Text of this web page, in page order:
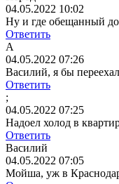
04.05.2022 10:02
Ну и где обещанный
Ответить
А
04.05.2022 07:26
Василий, я бы
Ответить
;
04.05.2022 07:25
Надоел холод в
Ответить
Василий
04.05.2022 07:05
Мойша, уж в